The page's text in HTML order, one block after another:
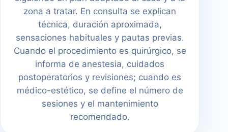
zona a tratar. En consulta se explican
técnica, duración aproximada,
sensaciones habituales y pautas previas.
Cuando el procedimiento es quirúrgico, se
informa de anestesia, cuidados
postoperatorios y revisiones; cuando es
médico-estético, se define el número de
sesiones y el mantenimiento
recomendado.